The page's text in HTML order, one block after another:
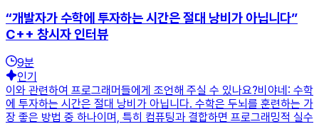
“개발자가 수학에 투자하는 시간은 절대 낭비가 아닙니다”
C++ 창시자 인터뷰
9분
인기
이와 관련하여 프로그래머들에게 조언해 주실 수 있나요?비야네: 수학
에 투자하는 시간은 절대 낭비가 아닙니다. 수학은 두뇌를 훈련하는 가
장 좋은 방법 중 하나이며, 특히 컴퓨팅과 결합하면 프로그래밍적 실수